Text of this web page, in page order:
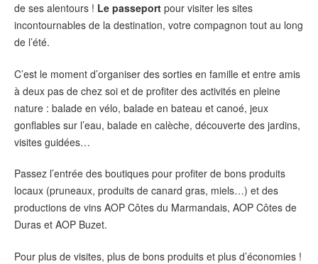
de ses alentours ! Le passeport pour visiter les sites
incontournables de la destination, votre compagnon tout au long
de l’été.
C’est le moment d’organiser des sorties en famille et entre amis
à deux pas de chez soi et de profiter des activités en pleine
nature : balade en vélo, balade en bateau et canoé, jeux
gonflables sur l’eau, balade en calèche, découverte des jardins,
visites guidées…
Passez l’entrée des boutiques pour profiter de bons produits
locaux (pruneaux, produits de canard gras, miels…) et des
productions de vins AOP Côtes du Marmandais, AOP Côtes de
Duras et AOP Buzet.
Pour plus de visites, plus de bons produits et plus d’économies !